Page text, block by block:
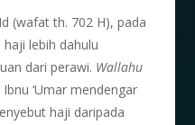
(wafat th. 702 H), pada
lebih dahulu
dari perawi. Wallahu
‘Umar mendengar
haji daripada